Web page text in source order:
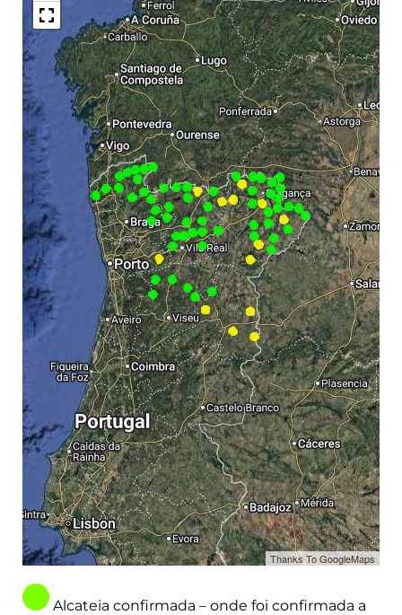
Thanks To GoogleMaps
Alcateia confirmada – onde foi confirmada a